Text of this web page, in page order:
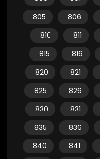
805
806
810
811
815
816
820
821
825
826
830
831
835
836
840
841